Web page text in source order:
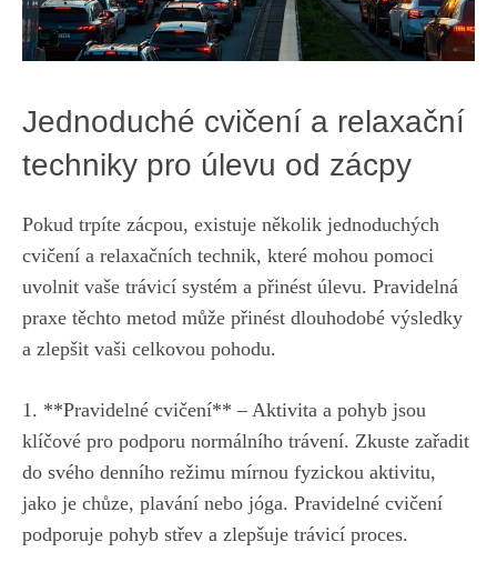
Jednoduché cvičení a relaxační
techniky pro úlevu od zácpy
Pokud trpíte zácpou, existuje několik jednoduchých
cvičení a relaxačních technik, které mohou pomoci
uvolnit vaše trávicí systém a přinést úlevu. Pravidelná
praxe těchto metod může přinést dlouhodobé výsledky
a zlepšit vaši celkovou pohodu.
1. **Pravidelné cvičení** – Aktivita a pohyb jsou
klíčové pro podporu normálního trávení. Zkuste zařadit
do svého denního režimu mírnou fyzickou aktivitu,
jako je chůze, plavání nebo jóga. Pravidelné cvičení
podporuje pohyb střev a zlepšuje trávicí proces.